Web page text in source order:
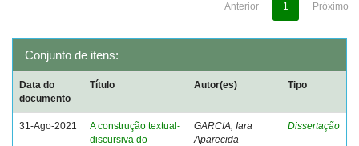
Anterior 1 Próximo
Conjunto de itens:
Data do
documento
Título Autor(es) Tipo
31-Ago-2021
A construção textual-
discursiva do
GARCIA, Iara
Aparecida
Dissertação